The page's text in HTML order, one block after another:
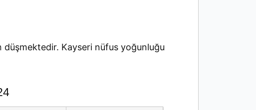
düşmektedir. Kayseri nüfus yoğunluğu